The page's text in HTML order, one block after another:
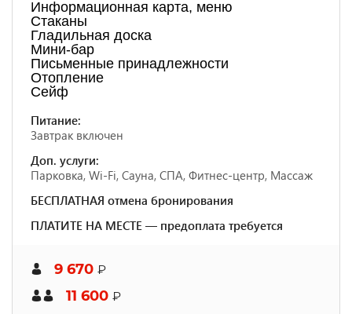
Информационная карта, меню
Стаканы
Гладильная доска
Мини-бар
Письменные принадлежности
Отопление
Сейф
Питание:
Завтрак включен
Доп. услуги:
Парковка, Wi-Fi, Сауна, СПА, Фитнес-центр, Массаж
БЕСПЛАТНАЯ отмена бронирования
ПЛАТИТЕ НА МЕСТЕ — предоплата требуется
9 670 ₽
11 600 ₽